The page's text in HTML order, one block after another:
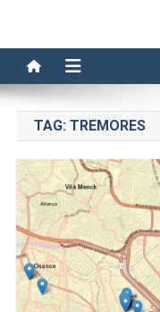
TAG: TREMORES